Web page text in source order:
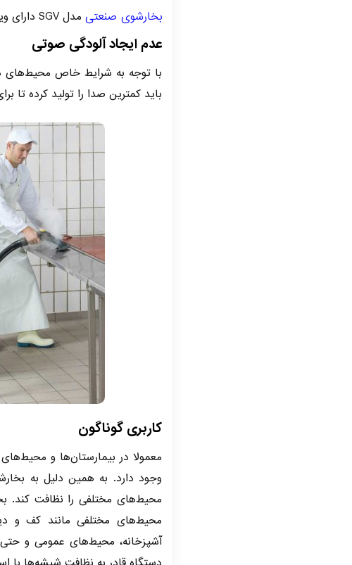
بخارشوی صنعتی مدل SGV دارای ویژگی‌های زیر می‌باشد:
عدم ایجاد آلودگی صوتی
با توجه به شرایط خاص محیط‌های
باید کمترین صدا را تولید کرده تا
کاربری گوناگون
معمولا در بیمارستان‌ها و
وجود دارد. به همین دلیل به
محیط‌های مختلفی مانند کف و
آشپزخانه، محیط‌های عمومی و